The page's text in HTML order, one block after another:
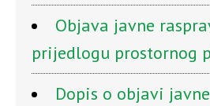
Objava javne
prijedlogu prostornog
Dopis o objavi